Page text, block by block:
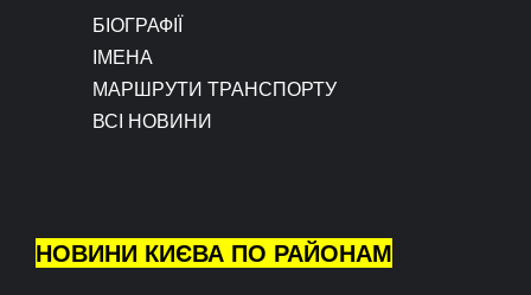
БІОГРАФІЇ
ІМЕНА
МАРШРУТИ ТРАНСПОРТУ
ВСІ НОВИНИ
НОВИНИ КИЄВА ПО РАЙОНАМ